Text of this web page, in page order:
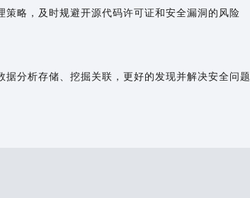
略，及时规避开源代码许可证和安全漏洞的风险
分析存储、挖掘关联，更好的发现并解决安全问题